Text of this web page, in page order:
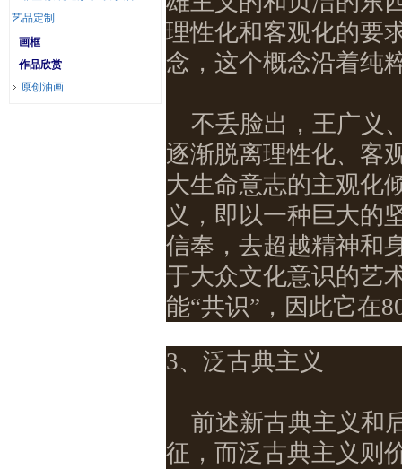
理性化和客观化的要
念，这个概念沿着纯
不丢脸出，王广义
逐渐脱离理性化、客
大生命意志的主观化
义，即以一种巨大的
信奉，去超越精神和
于大众文化意识的艺
能“共识”，因此它在
3、泛古典主义
前述新古典主义和
征，而泛古典主义则
艺品定制
画框
作品欣赏
原创油画